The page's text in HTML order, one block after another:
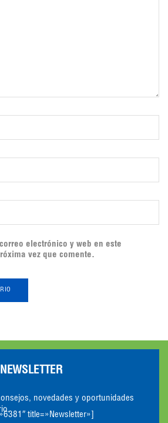
electrónico y web en este
vez que comente.
novedades y oportunidades
title=»Newsletter»]